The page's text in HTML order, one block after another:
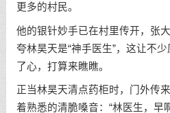
更多的村民。
他的银针妙手已在村里传开，张
夸林昊天是“神手医生”，这让不
了心，打算来瞧瞧。
正当林昊天清点药柜时，门外传
着熟悉的清脆嗓音：“林医生，早